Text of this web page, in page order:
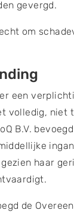
gevergd.
om
een
volledig, niet
B.V.
haar
de